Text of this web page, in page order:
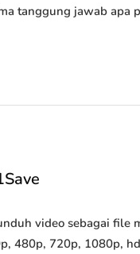
tanggung jawab apa
video sebagai file
480p, 720p, 1080p,